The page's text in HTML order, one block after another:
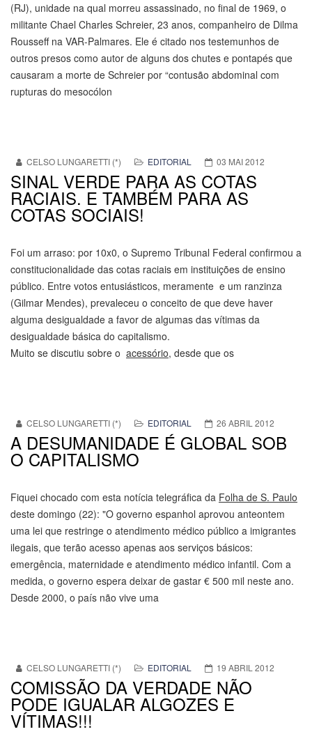
(RJ), unidade na qual morreu assassinado, no final de 1969, o
militante Chael Charles Schreier, 23 anos, companheiro de Dilma
Rousseff na VAR-Palmares. Ele é citado nos testemunhos de
outros presos como autor de alguns dos chutes e pontapés que
causaram a morte de Schreier por “contusão abdominal com
rupturas do mesocólon
CELSO LUNGARETTI (*) EDITORIAL 03 MAI 2012
SINAL VERDE PARA AS COTAS
RACIAIS. E TAMBÉM PARA AS
COTAS SOCIAIS!
Foi um arraso: por 10x0, o Supremo Tribunal Federal confirmou a
constitucionalidade das cotas raciais em instituições de ensino
público. Entre votos entusiásticos, meramente e um ranzinza
(Gilmar Mendes), prevaleceu o conceito de que deve haver
alguma desigualdade a favor de algumas das vítimas da
desigualdade básica do capitalismo.
Muito se discutiu sobre o acessório, desde que os
CELSO LUNGARETTI (*) EDITORIAL 26 ABRIL 2012
A DESUMANIDADE É GLOBAL SOB
O CAPITALISMO
Fiquei chocado com esta notícia telegráfica da Folha de S. Paulo
deste domingo (22): "O governo espanhol aprovou anteontem
uma lei que restringe o atendimento médico público a imigrantes
ilegais, que terão acesso apenas aos serviços básicos:
emergência, maternidade e atendimento médico infantil. Com a
medida, o governo espera deixar de gastar € 500 mil neste ano.
Desde 2000, o país não vive uma
CELSO LUNGARETTI (*) EDITORIAL 19 ABRIL 2012
COMISSÃO DA VERDADE NÃO
PODE IGUALAR ALGOZES E
VÍTIMAS!!!